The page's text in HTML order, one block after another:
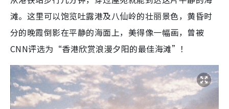
滩。这里可以饱览吐露港及八仙岭的壮丽景色，黄昏时
分的晚霞倒影在平静的海面上，美得像一幅画，曾被
CNN评选为“香港欣赏浪漫夕阳的最佳海滩”！